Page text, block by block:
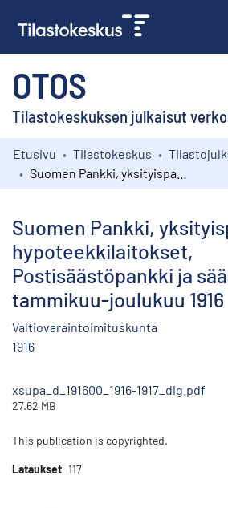
OTOS
Tilastokeskuksen julkaisut
Kokoelmat
Etusivu Tilastokeskus
Suomen Pankki,
hypoteekkilaitokset,
Postisäästöpankki ja
tammikuu-joulukuu 1916
Valtiovaraintoimituskunta
1916
xsupa_d_191600_1916-1917_dig.pdf
27.62 MB
This publication is copyrighted.
Lataukset 117